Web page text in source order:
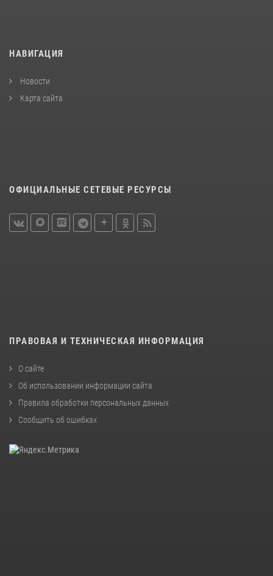
НАВИГАЦИЯ
Новости
Карта сайта
ОФИЦИАЛЬНЫЕ СЕТЕВЫЕ РЕСУРСЫ
ПРАВОВАЯ И ТЕХНИЧЕСКАЯ ИНФОРМАЦИЯ
О сайте
Об использовании информации сайта
Правила обработки персональных данных
Сообщить об ошибках